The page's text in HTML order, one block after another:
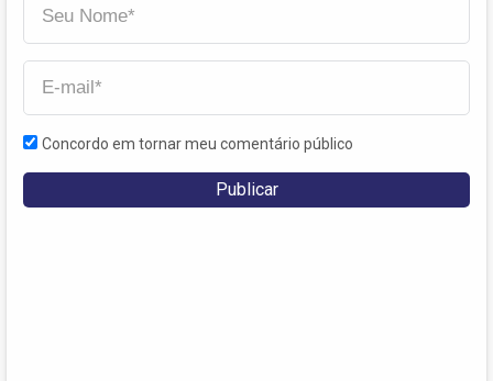
Concordo em tornar meu comentário público